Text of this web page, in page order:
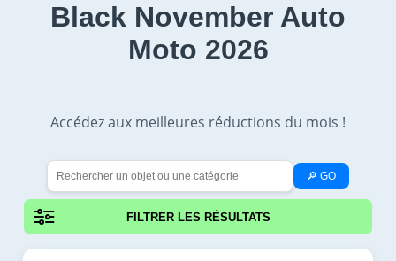
Black November Auto
Moto 2026
Accédez aux meilleures réductions du mois !
🔎 GO
FILTRER LES RÉSULTATS